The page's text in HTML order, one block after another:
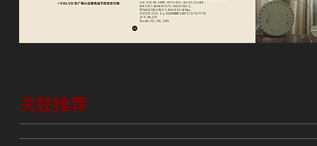
关联推荐